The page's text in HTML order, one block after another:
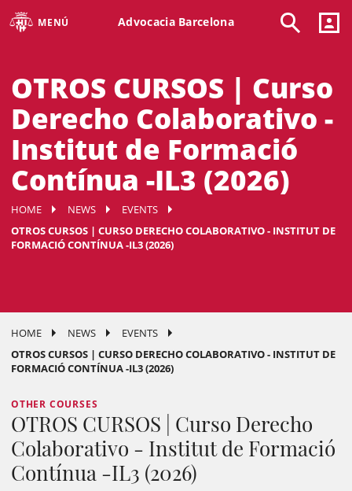
MENÚ Advocacia Barcelona
OTROS CURSOS | Curso
Derecho Colaborativo -
Institut de Formació
Contínua -IL3 (2026)
HOME NEWS
EVENTS
OTROS CURSOS | CURSO DERECHO COLABORATIVO - INSTITUT DE
FORMACIÓ CONTÍNUA -IL3 (2026)
HOME NEWS
EVENTS
OTROS CURSOS | CURSO DERECHO COLABORATIVO - INSTITUT DE
FORMACIÓ CONTÍNUA -IL3 (2026)
OTHER COURSES
OTROS CURSOS | Curso Derecho
Colaborativo - Institut de Formació
Contínua -IL3 (2026)